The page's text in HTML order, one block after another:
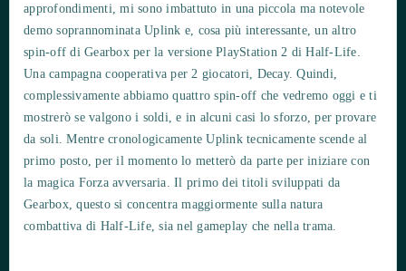
approfondimenti, mi sono imbattuto in una piccola ma notevole
demo soprannominata Uplink e, cosa più interessante, un altro
spin-off di Gearbox per la versione PlayStation 2 di Half-Life.
Una campagna cooperativa per 2 giocatori, Decay. Quindi,
complessivamente abbiamo quattro spin-off che vedremo oggi e ti
mostrerò se valgono i soldi, e in alcuni casi lo sforzo, per provare
da soli. Mentre cronologicamente Uplink tecnicamente scende al
primo posto, per il momento lo metterò da parte per iniziare con
la magica Forza avversaria. Il primo dei titoli sviluppati da
Gearbox, questo si concentra maggiormente sulla natura
combattiva di Half-Life, sia nel gameplay che nella trama.